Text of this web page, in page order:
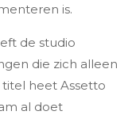
is.
de studio
die zich alleen
titel heet Assetto
al doet